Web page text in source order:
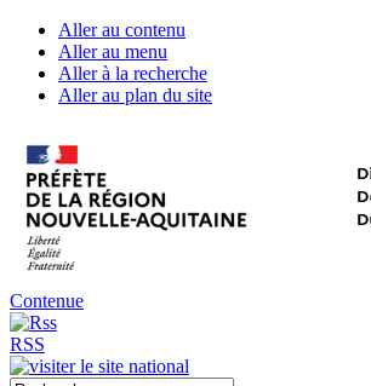
Aller au contenu
Aller au menu
Aller à la recherche
Aller au plan du site
Contenue
RSS